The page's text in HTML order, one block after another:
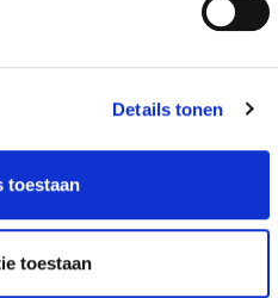
Details tonen
toestaan
toestaan